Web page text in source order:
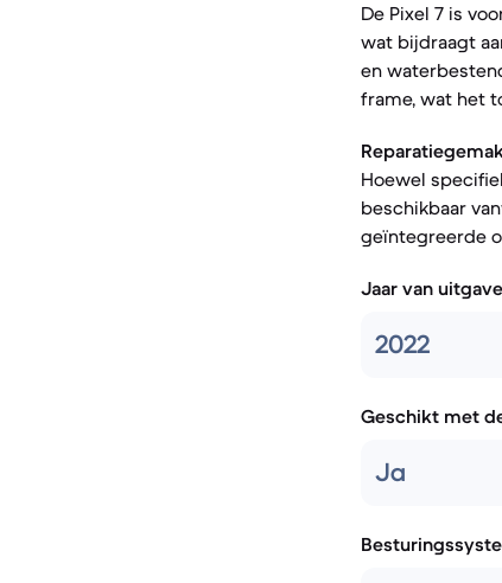
De Pixel 7 is
wat bijdraagt
en
frame, wat het
Hoewel
beschikbaar
geïntegreerde
Jaar van uitgave
2022
Geschikt met
Ja